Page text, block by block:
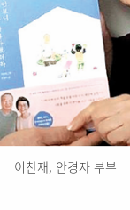
이찬재, 안경자 부부